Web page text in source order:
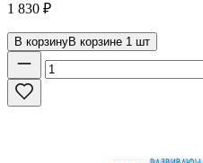
1 830 ₽
В корзинуВ корзине 1 шт